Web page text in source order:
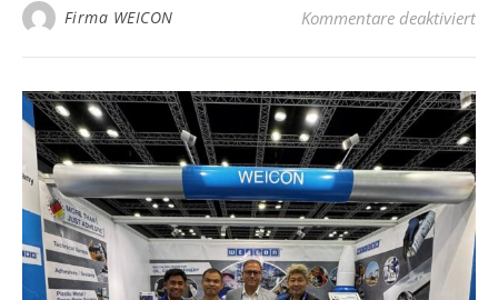
Firma WEICON Kommentare deaktiviertfür